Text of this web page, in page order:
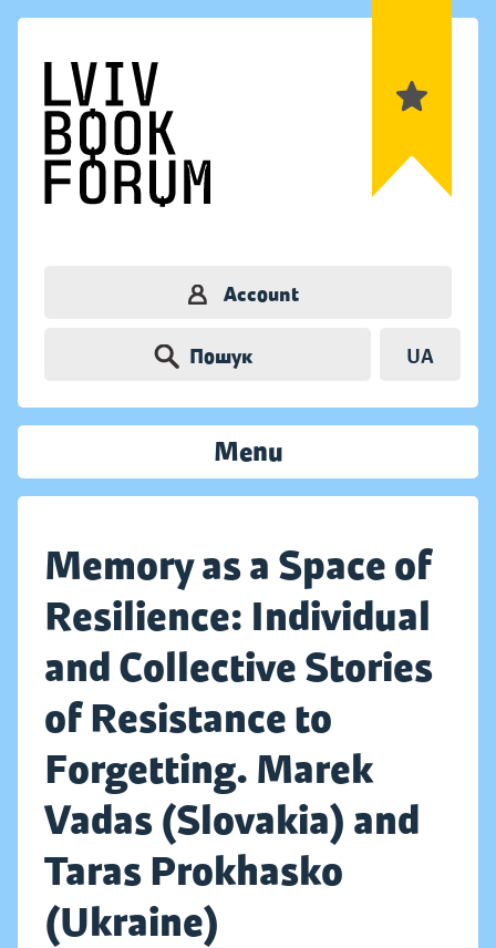
Account
Пошук UA
Menu
Memory as a Space of
Resilience: Individual
and Collective Stories
of Resistance to
Forgetting. Marek
Vadas (Slovakia) and
Taras Prokhasko
(Ukraine)